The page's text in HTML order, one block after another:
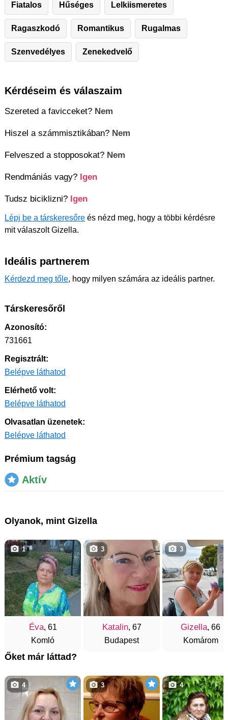
Fiatalos Hűséges Lelkiismeretes
Ragaszkodó Romantikus Rugalmas
Szenvedélyes Zenekedvelő
Kérdéseim és válaszaim
Szereted a favicceket? Nem
Hiszel a számmisztikában? Nem
Felveszed a stopposokat? Nem
Rendmániás vagy? Igen
Tudsz biciklizni? Igen
Lépj be a társkeresőre és nézd meg, hogy a többi kérdésre
mit válaszolt Gizella.
Ideális partnerem
Kérdezd meg tőle, hogy milyen számára az ideális partner.
Társkeresőről
Azonosító:
731661
Regisztrált:
Belépve láthatod
Elérhető volt:
Belépve láthatod
Olvasatlan üzenetek:
Belépve láthatod
Prémium tagság
Aktív
Olyanok, mint Gizella
Éva, 61
Komló
1
Katalin, 67
Budapest
3
Gizella, 66
Komárom
3
Őket már láttad?
4 3 4